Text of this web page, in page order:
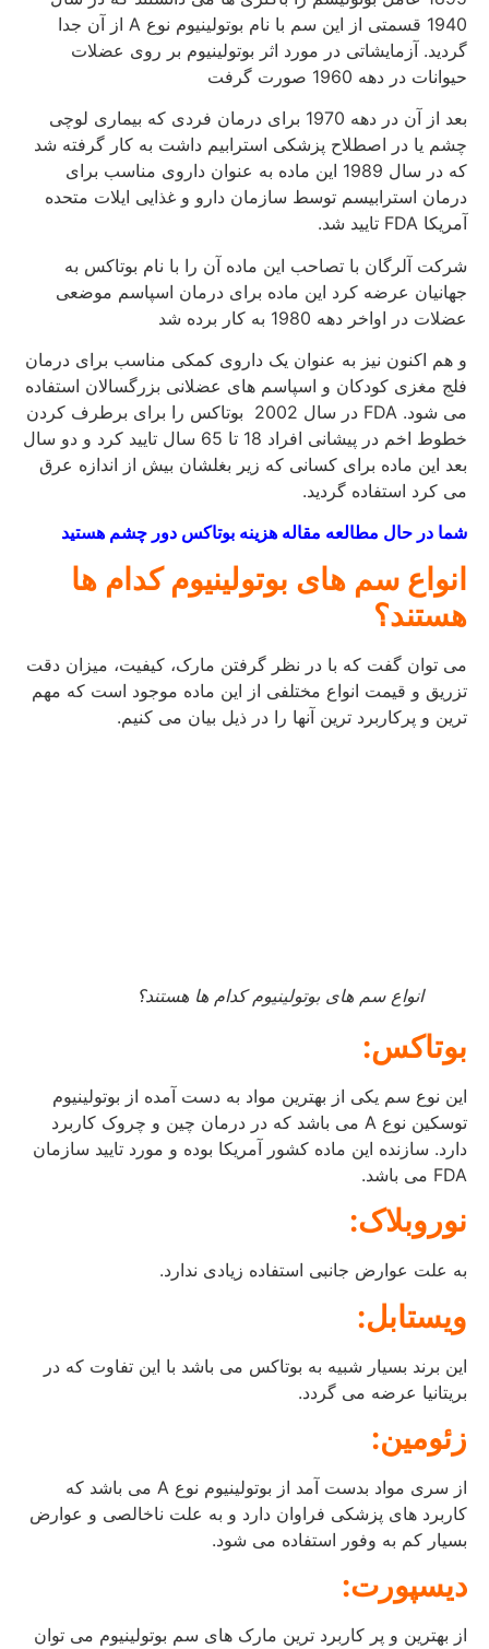
1940 قسمتی از این سم با نام بوتولینیوم نوع A از آن جدا
گردید. آزمایشاتی در مورد اثر بوتولینیوم بر روی عضلات
حیوانات در دهه 1960 صورت گرفت
بعد از آن در دهه 1970 برای درمان فردی که بیماری لوچی
چشم یا در اصطلاح پزشکی استرابیم داشت به کار گرفته شد
که در سال 1989 این ماده به عنوان داروی مناسب برای
درمان استرابیسم توسط سازمان دارو و غذایی ایلات متحده
آمریکا FDA تایید شد.
شرکت آلرگان با تصاحب این ماده آن را با نام بوتاکس به
جهانیان عرضه کرد این ماده برای درمان اسپاسم موضعی
عضلات در اواخر دهه 1980 به کار برده شد
و هم اکنون نیز به عنوان یک داروی کمکی مناسب برای درمان
فلج مغزی کودکان و اسپاسم های عضلانی بزرگسالان استفاده
می شود. FDA در سال 2002 بوتاکس را برای برطرف کردن
خطوط اخم در پیشانی افراد 18 تا 65 سال تایید کرد و دو سال
بعد این ماده برای کسانی که زیر بغلشان بیش از اندازه عرق
می کرد استفاده گردید.
شما در حال مطالعه مقاله هزینه بوتاکس دور چشم هستید
انواع سم های بوتولینیوم کدام ها
هستند؟
می توان گفت که با در نظر گرفتن مارک، کیفیت، میزان دقت
تزریق و قیمت انواع مختلفی از این ماده موجود است که مهم
ترین و پرکاربرد ترین آنها را در ذیل بیان می کنیم.
انواع سم های بوتولینیوم کدام ها هستند؟
بوتاکس:
این نوع سم یکی از بهترین مواد به دست آمده از بوتولینیوم
توسکین نوع A می باشد که در درمان چین و چروک کاربرد
دارد. سازنده این ماده کشور آمریکا بوده و مورد تایید سازمان
FDA می باشد.
نوروبلاک:
به علت عوارض جانبی استفاده زیادی ندارد.
ویستابل:
این برند بسیار شبیه به بوتاکس می باشد با این تفاوت که در
بریتانیا عرضه می گردد.
زئومین:
از سری مواد بدست آمد از بوتولینیوم نوع A می باشد که
کاربرد های پزشکی فراوان دارد و به علت ناخالصی و عوارض
بسیار کم به وفور استفاده می شود.
دیسپورت:
از بهترین و پر کاربرد ترین مارک های سم بوتولینیوم می توان